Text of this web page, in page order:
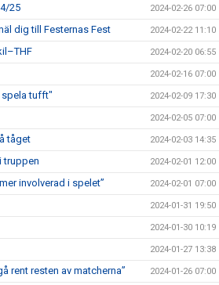
25 2024-02-26 07:00
dig till Festernas Fest 2024-02-22 11:10
2024-02-20 06:55
2024-02-16 07:00
spela tufft" 2024-02-09 17:30
2024-02-05 07:00
tåget 2024-02-03 14:35
truppen 2024-02-01 12:00
involverad i spelet” 2024-02-01 07:00
2024-01-31 19:50
2024-01-30 10:19
2024-01-27 13:38
rent resten av matcherna” 2024-01-26 07:00